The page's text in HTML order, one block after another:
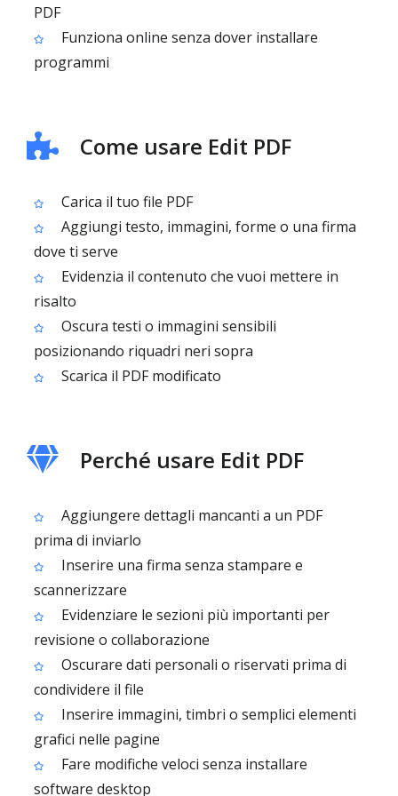
PDF
Funziona online senza dover installare
programmi
Come usare Edit PDF
Carica il tuo file PDF
Aggiungi testo, immagini, forme o una firma
dove ti serve
Evidenzia il contenuto che vuoi mettere in
risalto
Oscura testi o immagini sensibili
posizionando riquadri neri sopra
Scarica il PDF modificato
Perché usare Edit PDF
Aggiungere dettagli mancanti a un PDF
prima di inviarlo
Inserire una firma senza stampare e
scannerizzare
Evidenziare le sezioni più importanti per
revisione o collaborazione
Oscurare dati personali o riservati prima di
condividere il file
Inserire immagini, timbri o semplici elementi
grafici nelle pagine
Fare modifiche veloci senza installare
software desktop